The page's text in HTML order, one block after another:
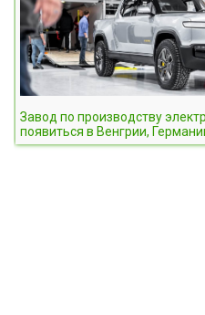
Завод по производству
появиться в Венгрии,